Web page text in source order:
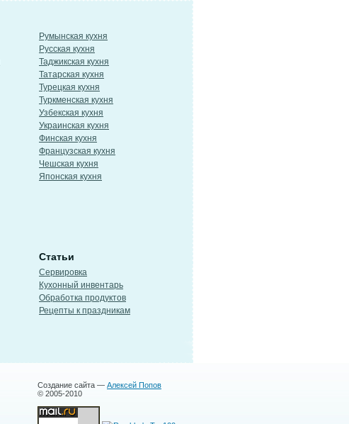
Румынская кухня
Русская кухня
Таджикская кухня
Татарская кухня
Турецкая кухня
Туркменская кухня
Узбекская кухня
Украинская кухня
Финская кухня
Французская кухня
Чешская кухня
Японская кухня
Статьи
Сервировка
Кухонный инвентарь
Обработка продуктов
Рецепты к праздникам
Создание сайта — Алексей Попов
© 2005-2010